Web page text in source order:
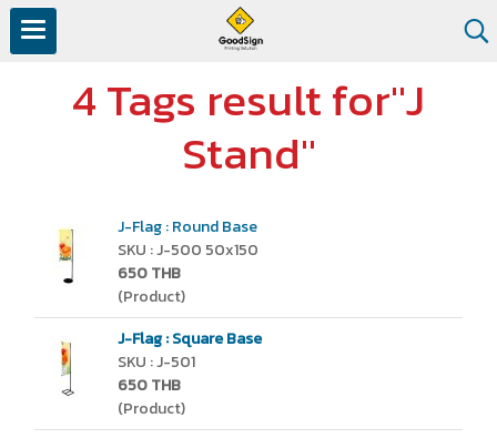
4 Tags result for"J
Stand"
J-Flag : Round Base
SKU : J-500 50x150
650 THB
(Product)
J-Flag : Square Base
SKU : J-501
650 THB
(Product)